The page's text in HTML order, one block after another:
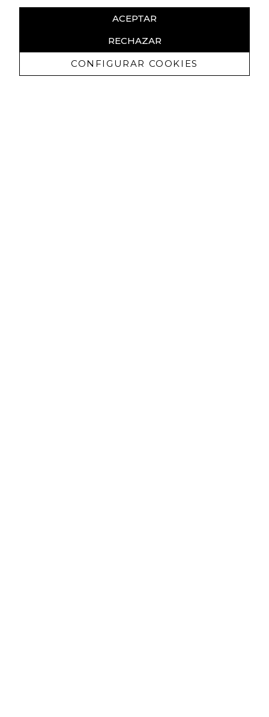
ACEPTAR
RECHAZAR
CONFIGURAR COOKIES